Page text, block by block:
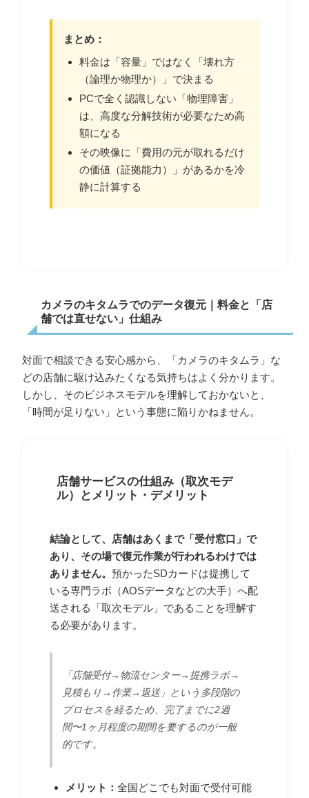
まとめ：
料金は「容量」ではなく「壊れ方
（論理か物理か）」で決まる
PCで全く認識しない「物理障害」
は、高度な分解技術が必要なため高
額になる
その映像に「費用の元が取れるだけ
の価値（証拠能力）」があるかを冷
静に計算する
カメラのキタムラでのデータ復元｜料金と「店
舗では直せない」仕組み
対面で相談できる安心感から、「カメラのキタムラ」な
どの店舗に駆け込みたくなる気持ちはよく分かります。
しかし、そのビジネスモデルを理解しておかないと、
「時間が足りない」という事態に陥りかねません。
店舗サービスの仕組み（取次モデ
ル）とメリット・デメリット
結論として、店舗はあくまで「受付窓口」で
あり、その場で復元作業が行われるわけでは
ありません。 預かったSDカードは提携して
いる専門ラボ（AOSデータなどの大手）へ配
送される「取次モデル」であることを理解す
る必要があります。
「店舗受付→物流センター→提携ラボ→
見積もり→作業→返送」という多段階の
プロセスを経るため、完了までに2週
間〜1ヶ月程度の期間を要するのが一般
的です。
メリット：全国どこでも対面で受付可能